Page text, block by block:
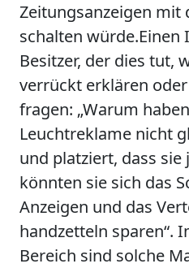
Zeitungsanzeigen mit
schalten würde.Einen
Besitzer, der dies tut,
verrückt erklären
fragen: „Warum
Leuchtreklame nicht
und platziert, dass sie
könnten sie sich das
Anzeigen und das
handzetteln sparen“.
Bereich sind solche